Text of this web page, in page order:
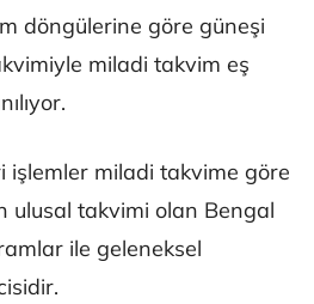
döngülerine göre güneşi
miladi takvim eş
işlemler miladi takvime göre
ulusal takvimi olan Bengal
ile geleneksel